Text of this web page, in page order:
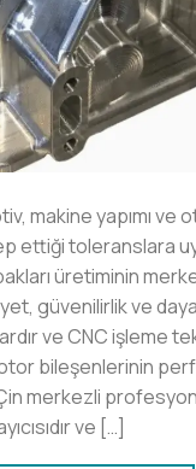
makine yapımı ve
ettiği toleranslara
üretiminin
güvenilirlik ve
ve CNC işleme
bileşenlerinin
merkezli
ve […]